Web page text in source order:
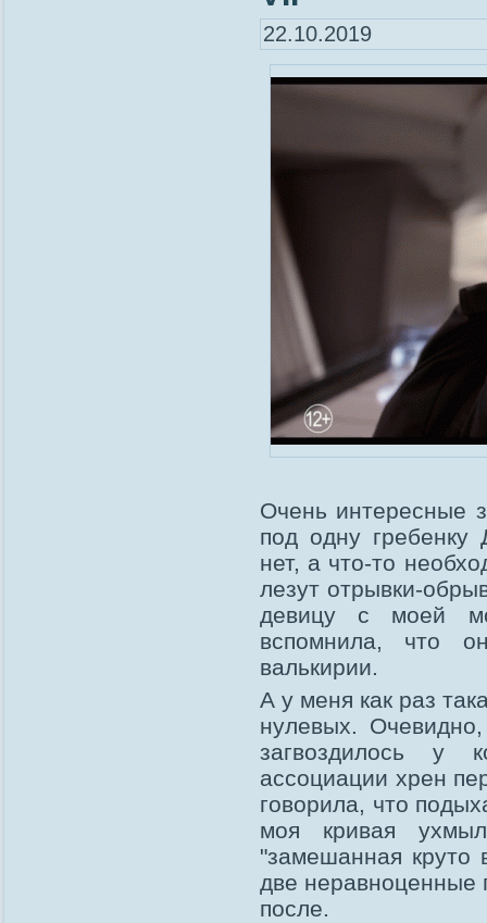
22.10.2019
Очень интересные
под одну
нет, а что-то
лезут отрывки-
девицу с моей
вспомнила, что
валькирии.
А у меня как раз
нулевых.
загвоздилось у
ассоциации хрен
говорила, что
моя кривая
"замешанная круто
две неравноценные
после.